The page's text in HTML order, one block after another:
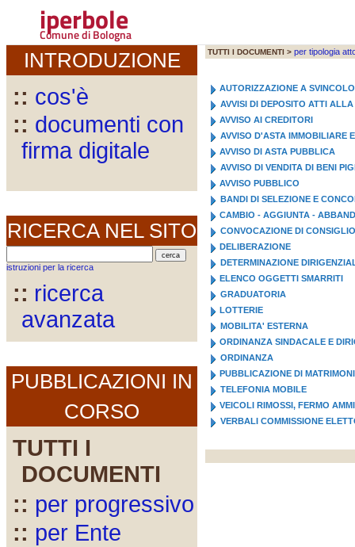
iperbole
Comune di Bologna
INTRODUZIONE
:: cos'è
:: documenti con
firma digitale
RICERCA NEL SITO
istruzioni per la ricerca
:: ricerca
avanzata
PUBBLICAZIONI IN
CORSO
TUTTI I
DOCUMENTI
:: per progressivo
:: per Ente
TUTTI I DOCUMENTI > per tipologia
AUTORIZZAZIONE A
AVVISI DI DEPOSITO ATTI
AVVISO AI CREDITORI
AVVISO D'ASTA IMMOBILIARE
AVVISO DI ASTA PUBBLICA
AVVISO DI VENDITA DI BENI
AVVISO PUBBLICO
BANDI DI SELEZIONE E
CAMBIO - AGGIUNTA -
CONVOCAZIONE DI CONSIGLIO
DELIBERAZIONE
DETERMINAZIONE
ELENCO OGGETTI SMARRITI
GRADUATORIA
LOTTERIE
MOBILITA' ESTERNA
ORDINANZA SINDACALE E
ORDINANZA
PUBBLICAZIONE DI
TELEFONIA MOBILE
VEICOLI RIMOSSI, FERMO
VERBALI COMMISSIONE